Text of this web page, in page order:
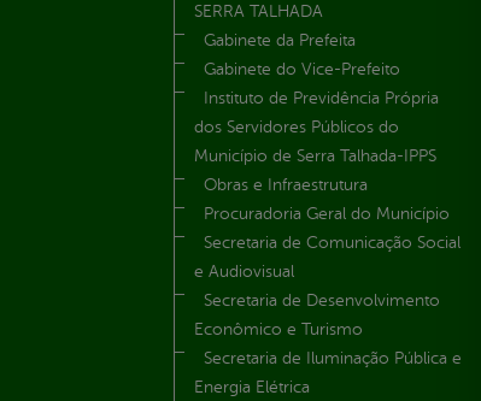
SERRA TALHADA
Gabinete da Prefeita
Gabinete do Vice-Prefeito
Instituto de Previdência Própria
dos Servidores Públicos do
Município de Serra Talhada-IPPS
Obras e Infraestrutura
Procuradoria Geral do Município
Secretaria de Comunicação Social
e Audiovisual
Secretaria de Desenvolvimento
Econômico e Turismo
Secretaria de Iluminação Pública e
Energia Elétrica